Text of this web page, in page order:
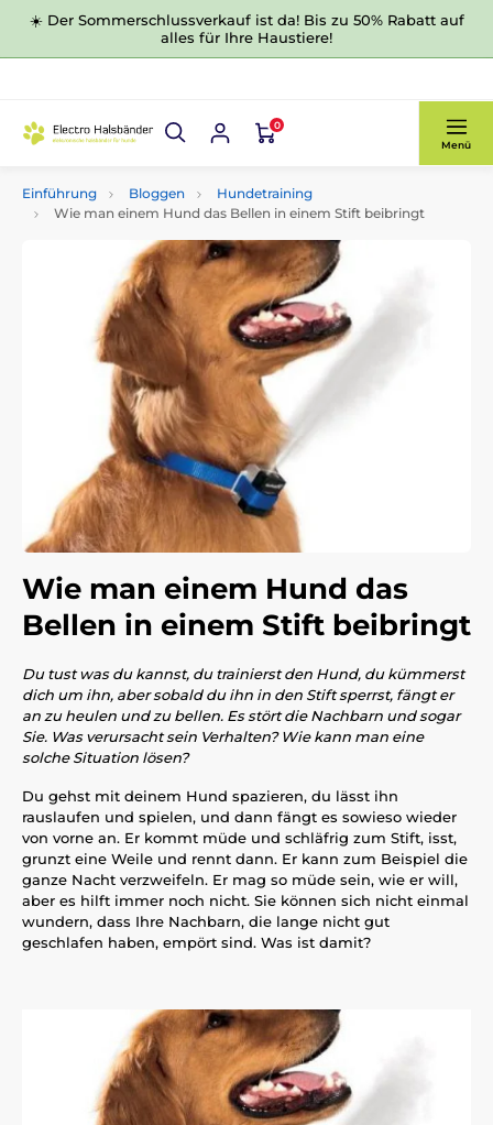
☀️ Der Sommerschlussverkauf ist da! Bis zu 50% Rabatt auf
alles für Ihre Haustiere!
0
Menü
Einführung Bloggen
Hundetraining
Wie man einem Hund das Bellen in einem Stift beibringt
Wie man einem Hund das
Bellen in einem Stift beibringt
Du tust was du kannst, du trainierst den Hund, du kümmerst
dich um ihn, aber sobald du ihn in den Stift sperrst, fängt er
an zu heulen und zu bellen. Es stört die Nachbarn und sogar
Sie. Was verursacht sein Verhalten? Wie kann man eine
solche Situation lösen?
Du gehst mit deinem Hund spazieren, du lässt ihn
rauslaufen und spielen, und dann fängt es sowieso wieder
von vorne an. Er kommt müde und schläfrig zum Stift, isst,
grunzt eine Weile und rennt dann. Er kann zum Beispiel die
ganze Nacht verzweifeln. Er mag so müde sein, wie er will,
aber es hilft immer noch nicht. Sie können sich nicht einmal
wundern, dass Ihre Nachbarn, die lange nicht gut
geschlafen haben, empört sind. Was ist damit?